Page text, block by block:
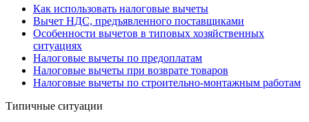
Как использовать налоговые вычеты
Вычет НДС, предъявленного поставщиками
Особенности вычетов в типовых хозяйственных
ситуациях
Налоговые вычеты по предоплатам
Налоговые вычеты при возврате товаров
Налоговые вычеты по строительно-монтажным работам
Типичные ситуации